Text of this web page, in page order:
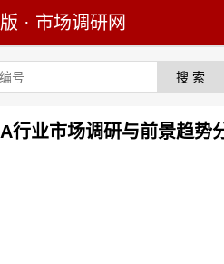
· 市场调研网
行业市场调研与前景趋势